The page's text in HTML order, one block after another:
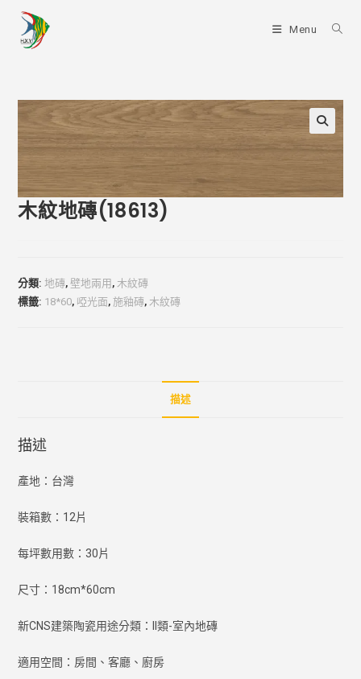
content
Menu
木紋地磚(18613)
分類: 地磚,壁地兩用 , 木紋磚
標籤: 18*60, 啞光面,施釉磚, 木紋磚
描述
描述
產地：台灣
裝箱數：12片
每坪數用數：30片
尺寸：18cm*60cm
新CNS建築陶瓷用途分類：II類-室內地磚
適用空間：房間、客廳、廚房